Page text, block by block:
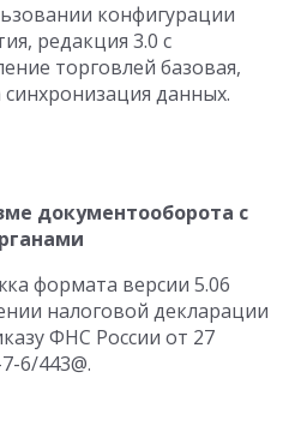
конфигурации
редакция 3.0 с
торговлей базовая,
данных.
документооборота с
формата версии 5.06
налоговой декларации
ФНС России от 27
6/443@.